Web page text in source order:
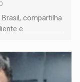
compartilha
e